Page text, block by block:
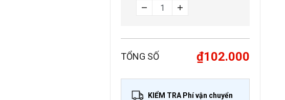
TỔNG SỐ ₫102.000
KIỂM TRA Phí vận chuyển